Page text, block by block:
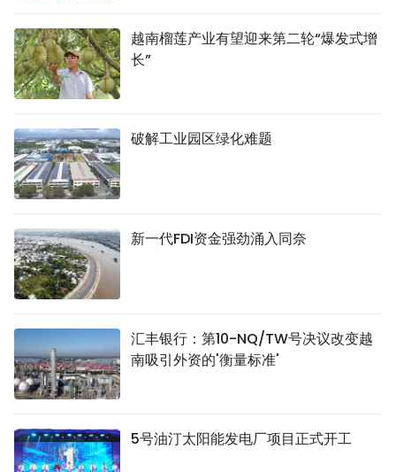
越南榴莲产业有望迎来第二轮“爆发式增
长”
破解工业园区绿化难题
新一代FDI资金强劲涌入同奈
汇丰银行：第10-NQ/TW号决议改变越
南吸引外资的'衡量标准'
5号油汀太阳能发电厂项目正式开工